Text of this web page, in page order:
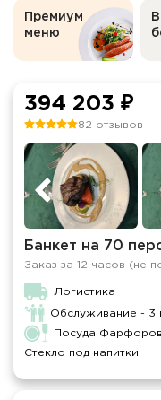
Премиум
меню
394 203 ₽
82 отзывов
Банкет на 70
Заказ за 12 часов (не
Логистика
Обслуживание - 3
Посуда
Стекло под напитки